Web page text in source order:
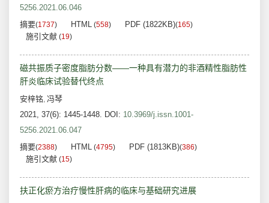
5256.2021.06.046
摘要(1737) HTML (558) PDF (1822KB)(165)
施引文献 (19)
磁共振质子密度脂肪分数——一种具有潜力的非酒精性脂肪性
肝炎临床试验替代终点
安梓铭, 冯琴
2021, 37(6): 1445-1448. DOI: 10.3969/j.issn.1001-
5256.2021.06.047
摘要(2388) HTML (4795) PDF (1813KB)(386)
施引文献 (15)
扶正化瘀方治疗慢性肝病的临床与基础研究进展